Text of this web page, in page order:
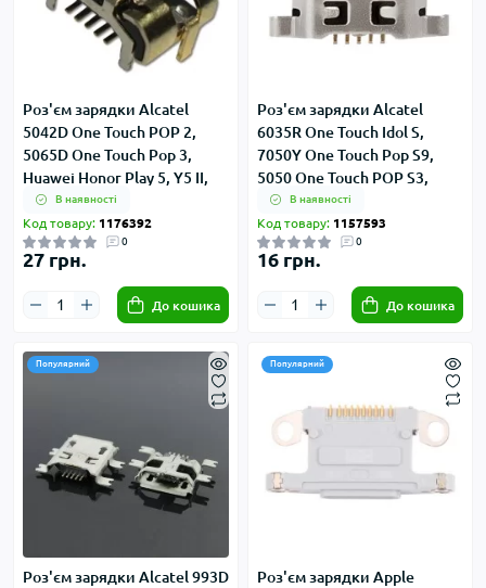
Роз'єм зарядки Alcatel
5042D One Touch POP 2,
5065D One Touch Pop 3,
Huawei Honor Play 5, Y5 II,
Lenovo TB3-710F Tab 3
В наявності
Код товару: 1176392
0
27 грн.
До кошика
Роз'єм зарядки Alcatel
6035R One Touch Idol S,
7050Y One Touch Pop S9,
5050 One Touch POP S3,
4032D One Touch Pop C2,
4015D One Touch Pop C1,
4033D One Touch Pop C3,
6012 One Touch IDOL MINI,
Lenovo A6020 Vibe K5, Vibe
K6, A1000
В наявності
Код товару: 1157593
0
16 грн.
До кошика
Популярний
Роз'єм зарядки Alcatel 993D
Популярний
Роз'єм зарядки Apple